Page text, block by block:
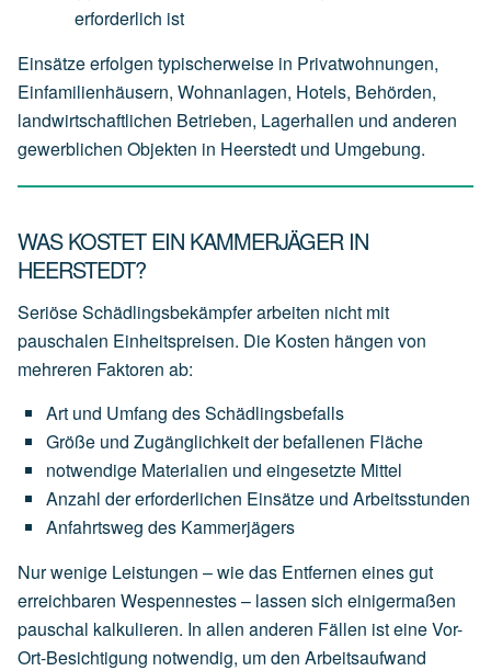
erforderlich ist
Einsätze erfolgen typischerweise in Privatwohnungen,
Einfamilienhäusern, Wohnanlagen, Hotels, Behörden,
landwirtschaftlichen Betrieben, Lagerhallen und anderen
gewerblichen Objekten in Heerstedt und Umgebung.
WAS KOSTET EIN KAMMERJÄGER IN
HEERSTEDT?
Seriöse Schädlingsbekämpfer arbeiten nicht mit
pauschalen Einheitspreisen. Die Kosten hängen von
mehreren Faktoren ab:
Art und Umfang desSchädlingsbefalls
Größe und Zugänglichkeitderbefallenen Fläche
notwendige Materialien und eingesetzte Mittel
Anzahl dererforderlichen Einsätze und Arbeitsstunden
Anfahrtsweg des Kammerjägers
Nur wenige Leistungen – wie das Entfernen eines gut
erreichbaren Wespennestes – lassen sich einigermaßen
pauschal kalkulieren. In allen anderen Fällen ist eine Vor-
Ort-Besichtigung notwendig, um den Arbeitsaufwand